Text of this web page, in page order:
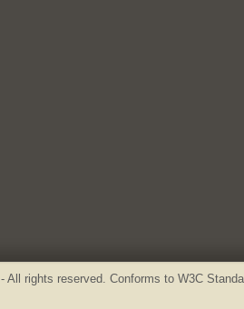
- All rights reserved. Conforms to W3C